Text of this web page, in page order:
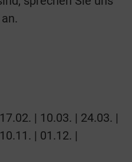
| 10.03. | 24.03. |
| 01.12. |